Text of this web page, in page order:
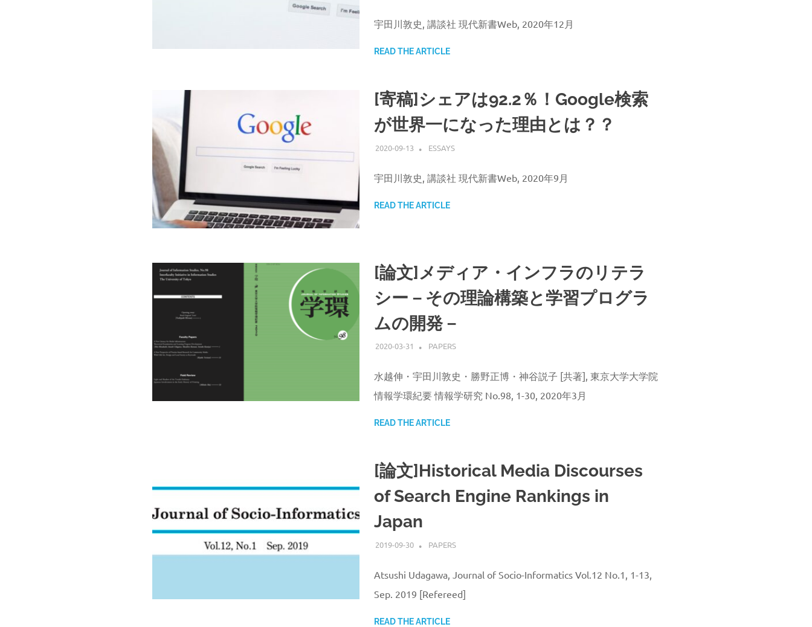
宇田川敦史, 講談社 現代新書Web, 2020年12月
READ THE ARTICLE
[寄稿]シェアは92.2％！Google検索
が世界一になった理由とは？？
2020-09-13 ATSUSHI UDAGAWA
ESSAYS
宇田川敦史, 講談社 現代新書Web, 2020年9月
READ THE ARTICLE
[論文]メディア・インフラのリテラ
シー－その理論構築と学習プログラ
ムの開発－
2020-03-31 ATSUSHI UDAGAWA
PAPERS
水越伸・宇田川敦史・勝野正博・神谷説子 [共著], 東京大学大学院
情報学環紀要 情報学研究 No.98, 1-30, 2020年3月
READ THE ARTICLE
[論文]Historical Media Discourses
of Search Engine Rankings in
Japan
2019-09-30 ATSUSHI UDAGAWA
PAPERS
Atsushi Udagawa, Journal of Socio-Informatics Vol.12 No.1, 1-13,
Sep. 2019 [Refereed]
READ THE ARTICLE